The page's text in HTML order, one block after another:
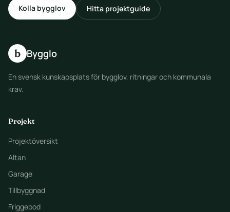
Kolla bygglov Hitta projektguide
b Bygglo
En svensk kunskapsplats för bygglov, ritningar och kommunala
krav.
Projekt
Projektöversikt
Altan
Garage
Tillbyggnad
Friggebod